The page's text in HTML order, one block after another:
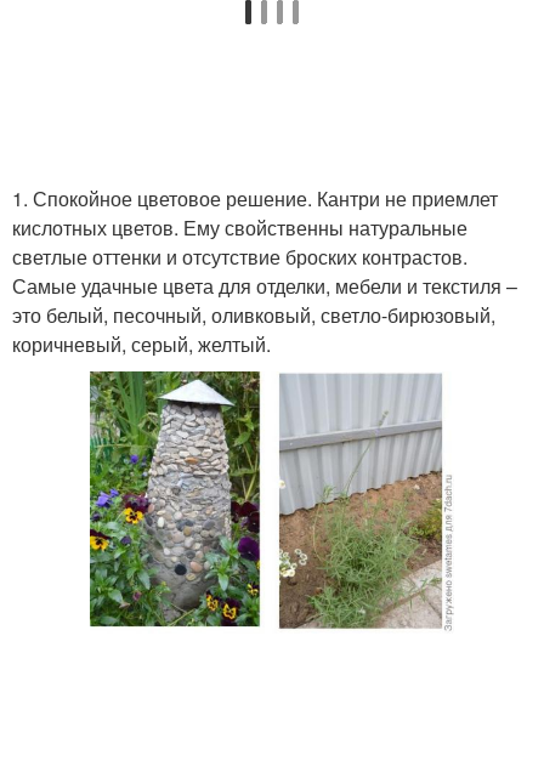
1. Спокойное цветовое решение. Кантри не приемлет
кислотных цветов. Ему свойственны натуральные
светлые оттенки и отсутствие броских контрастов.
Самые удачные цвета для отделки, мебели и текстиля –
это белый, песочный, оливковый, светло-бирюзовый,
коричневый, серый, желтый.